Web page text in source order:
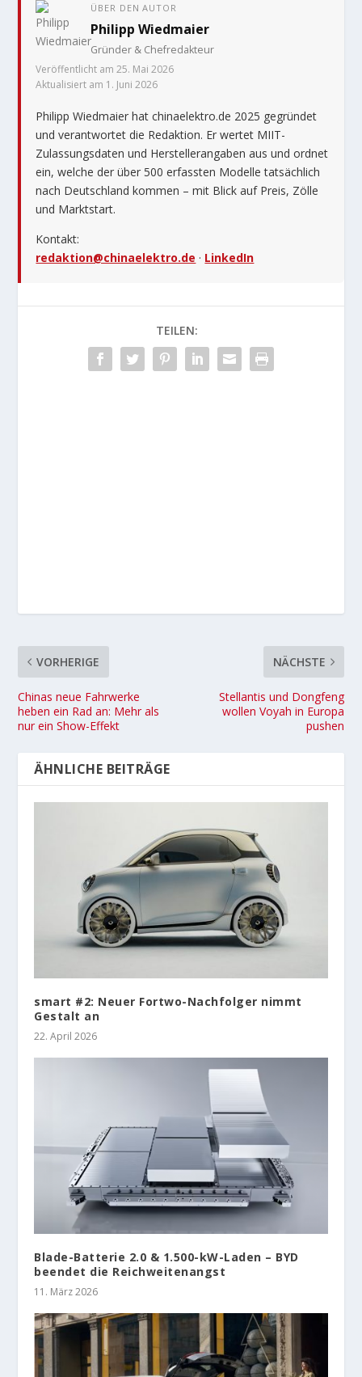
ÜBER DEN AUTOR
Philipp Wiedmaier
Gründer & Chefredakteur
Veröffentlicht am 25. Mai 2026
Aktualisiert am 1. Juni 2026
Philipp Wiedmaier hat chinaelektro.de 2025 gegründet
und verantwortet die Redaktion. Er wertet MIIT-
Zulassungsdaten und Herstellerangaben aus und ordnet
ein, welche der über 500 erfassten Modelle tatsächlich
nach Deutschland kommen – mit Blick auf Preis, Zölle
und Marktstart.
Kontakt:
redaktion@chinaelektro.de · LinkedIn
TEILEN:
VORHERIGE
Chinas neue Fahrwerke
heben ein Rad an: Mehr als
nur ein Show-Effekt
NÄCHSTE
Stellantis und Dongfeng
wollen Voyah in Europa
pushen
ÄHNLICHE BEITRÄGE
smart #2: Neuer Fortwo-Nachfolger nimmt
Gestalt an
22. April 2026
Blade-Batterie 2.0 & 1.500-kW-Laden – BYD
beendet die Reichweitenangst
11. März 2026